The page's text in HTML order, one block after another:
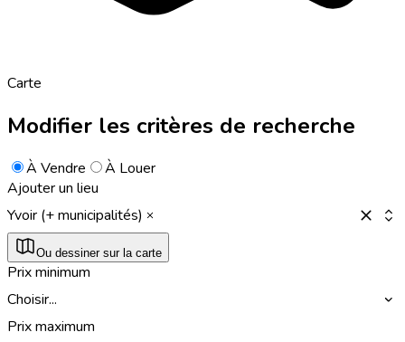
Carte
Modifier les critères de recherche
À Vendre
À Louer
Ajouter un lieu
Yvoir (+ municipalités)
Ou dessiner sur la carte
Prix minimum
Choisir...
Prix maximum